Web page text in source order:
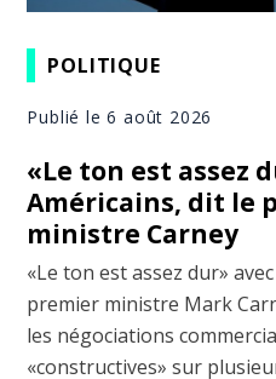
POLITIQUE
Publié le 6 août 2026
«Le ton est assez
Américains, dit le
ministre Carney
«Le ton est assez dur»
premier ministre Mark
les négociations
«constructives» sur